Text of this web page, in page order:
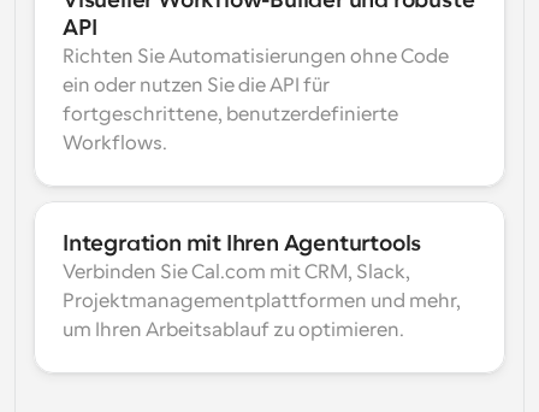
API
Richten Sie Automatisierungen ohne Code
ein oder nutzen Sie die API für
fortgeschrittene, benutzerdefinierte
Workflows.
Integration mit Ihren Agenturtools
Verbinden Sie Cal.com mit CRM, Slack,
Projektmanagementplattformen und mehr,
um Ihren Arbeitsablauf zu optimieren.